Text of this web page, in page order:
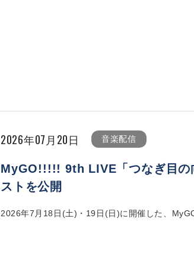
2026年07月20日 音楽配信
MyGO!!!!! 9th LIVE「つなぎ目の
ストを公開
2026年7月18日(土)・19日(日)に開催した、